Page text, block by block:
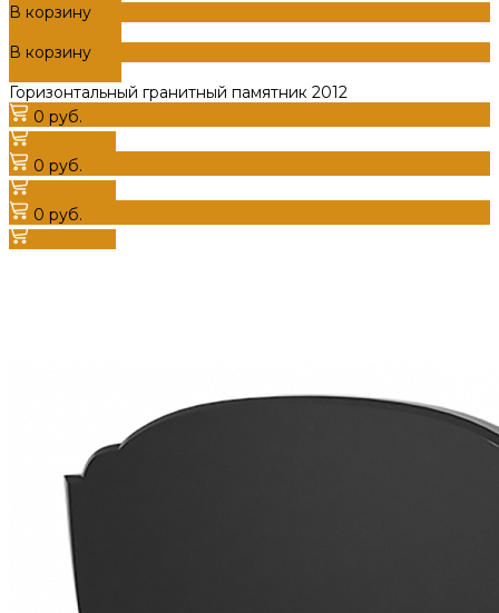
В корзину
В корзину
Горизонтальный гранитный памятник 2012
0 руб.
0 руб.
0 руб.